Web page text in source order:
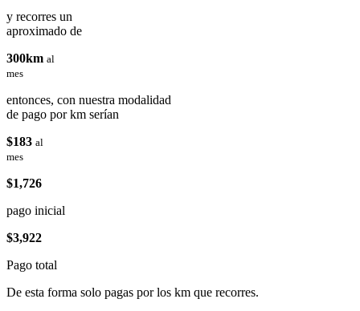
y recorres un
aproximado de
300km al
mes
entonces, con nuestra modalidad
de pago por km serían
$183 al
mes
$1,726
pago inicial
$3,922
Pago total
De esta forma solo pagas por los km que recorres.